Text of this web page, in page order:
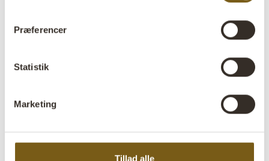
Præferencer
Statistik
Marketing
Tillad alle